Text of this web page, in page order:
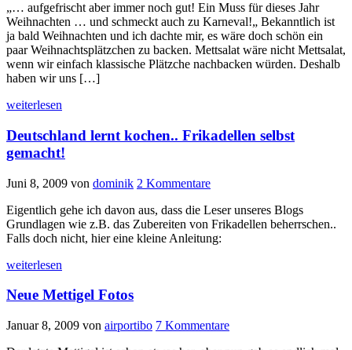
„… aufgefrischt aber immer noch gut! Ein Muss für dieses Jahr
Weihnachten … und schmeckt auch zu Karneval!„ Bekanntlich ist
ja bald Weihnachten und ich dachte mir, es wäre doch schön ein
paar Weihnachtsplätzchen zu backen. Mettsalat wäre nicht Mettsalat,
wenn wir einfach klassische Plätzche nachbacken würden. Deshalb
haben wir uns […]
weiterlesen
Deutschland lernt kochen.. Frikadellen selbst
gemacht!
Juni 8, 2009 von dominik 2 Kommentare
Eigentlich gehe ich davon aus, dass die Leser unseres Blogs
Grundlagen wie z.B. das Zubereiten von Frikadellen beherrschen..
Falls doch nicht, hier eine kleine Anleitung:
weiterlesen
Neue Mettigel Fotos
Januar 8, 2009 von airportibo 7 Kommentare